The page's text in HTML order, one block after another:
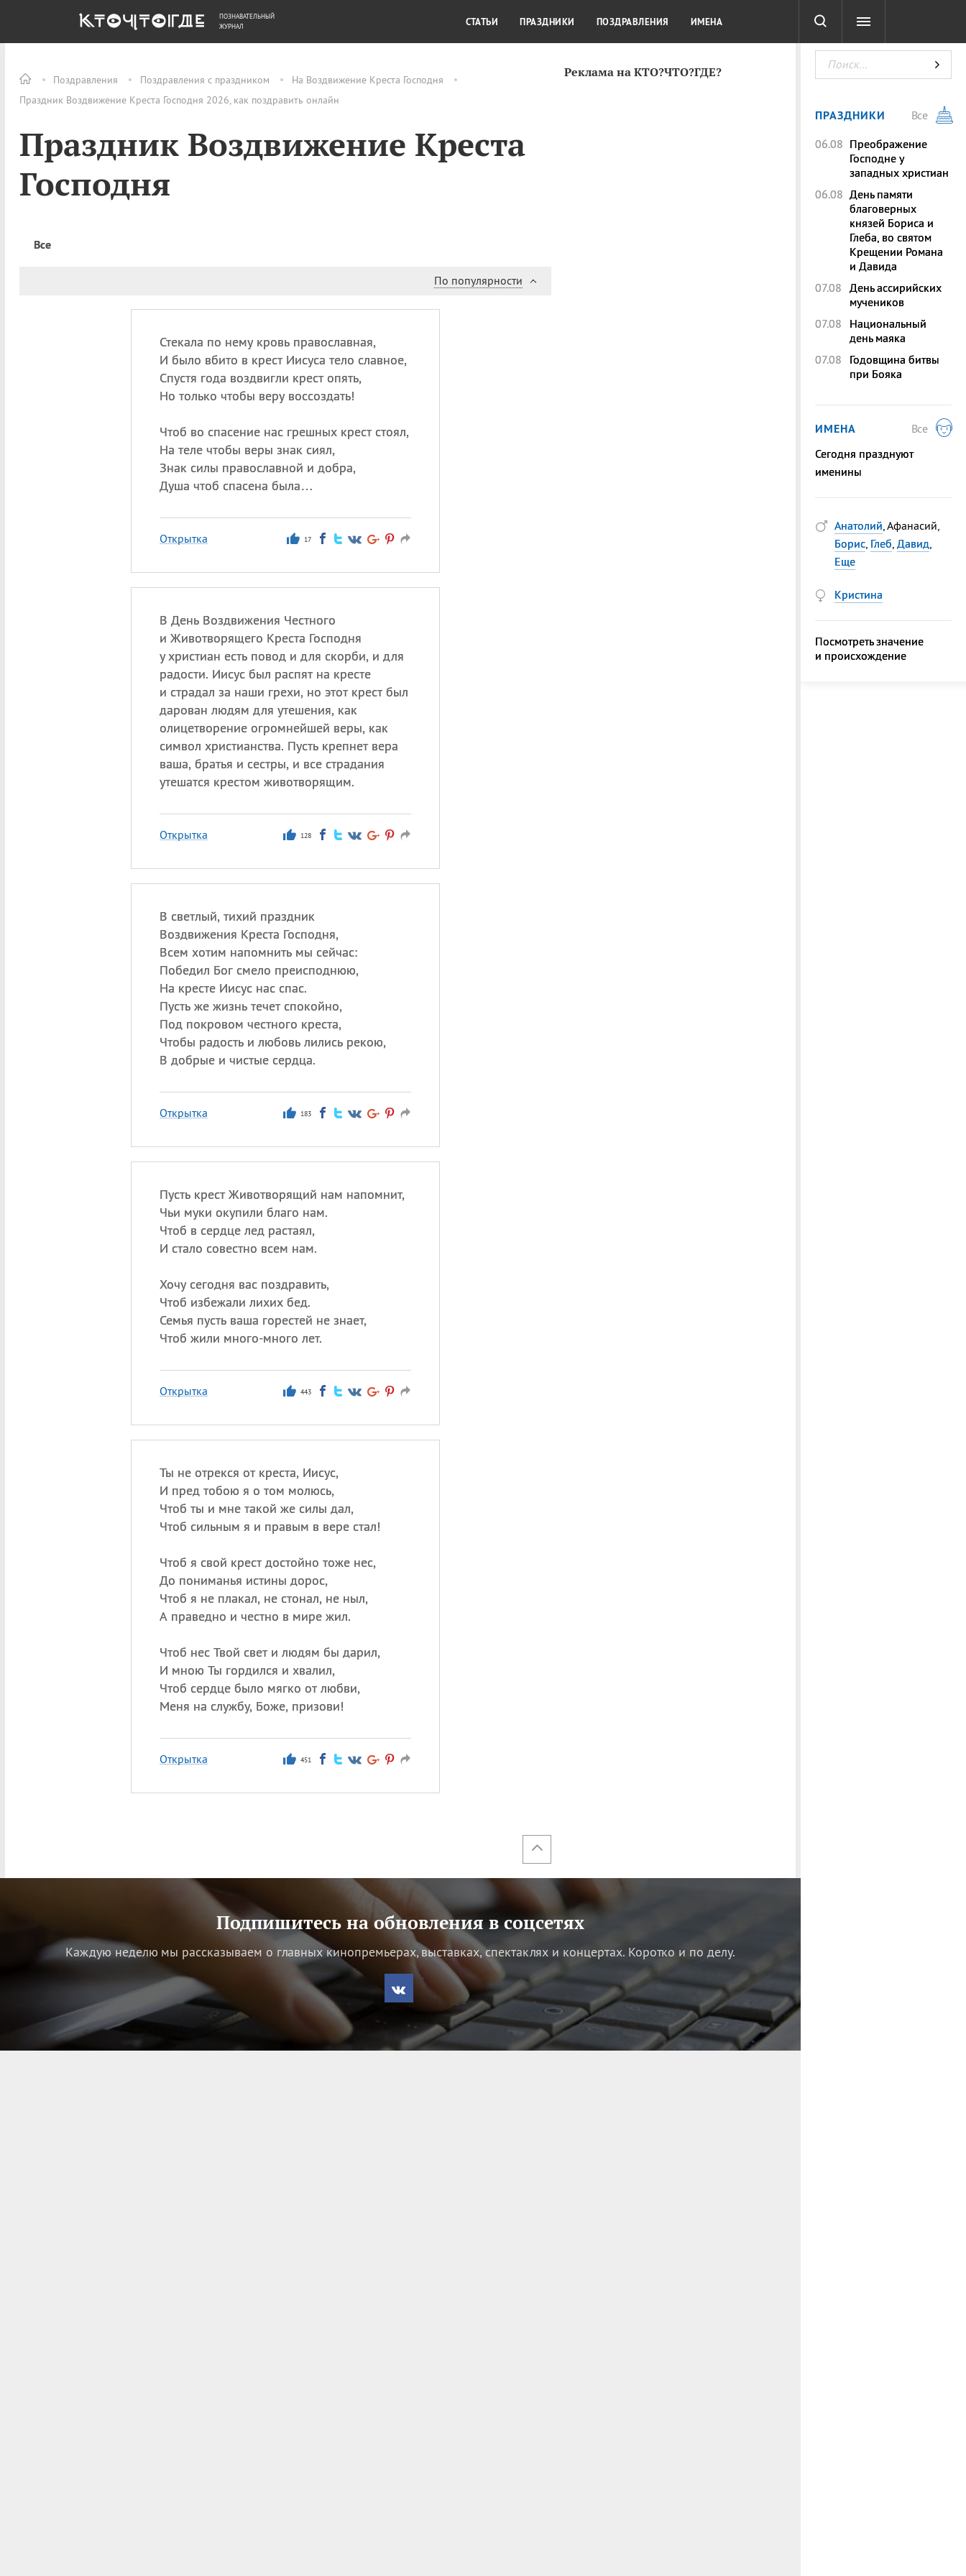
Поздравления Поздравления с праздником
На Воздвижение Креста Господня
Праздник Воздвижение Креста Господня 2026, как поздравить онлайн
Праздник Воздвижение Креста
Господня
Все
По популярности
Стекала по нему кровь православная,
И было вбито в крест Иисуса тело славное,
Спустя года воздвигли крест опять,
Но только чтобы веру воссоздать!
Чтоб во спасение нас грешных крест стоял,
На теле чтобы веры знак сиял,
Знак силы православной и добра,
Душа чтоб спасена была…
Открытка 17
В День Воздвижения Честного
и Животворящего Креста Господня
у христиан есть повод и для скорби, и для
радости. Иисус был распят на кресте
и страдал за наши грехи, но этот крест был
дарован людям для утешения, как
олицетворение огромнейшей веры, как
символ христианства. Пусть крепнет вера
ваша, братья и сестры, и все страдания
утешатся крестом животворящим.
Открытка 128
В светлый, тихий праздник
Воздвижения Креста Господня,
Всем хотим напомнить мы сейчас:
Победил Бог смело преисподнюю,
На кресте Иисус нас спас.
Пусть же жизнь течет спокойно,
Под покровом честного креста,
Чтобы радость и любовь лились рекою,
В добрые и чистые сердца.
Открытка 183
Пусть крест Животворящий нам напомнит,
Чьи муки окупили благо нам.
Чтоб в сердце лед растаял,
И стало совестно всем нам.
Хочу сегодня вас поздравить,
Чтоб избежали лихих бед.
Семья пусть ваша горестей не знает,
Чтоб жили много-много лет.
Открытка 443
Ты не отрекся от креста, Иисус,
И пред тобою я о том молюсь,
Чтоб ты и мне такой же силы дал,
Чтоб сильным я и правым в вере стал!
Чтоб я свой крест достойно тоже нес,
До пониманья истины дорос,
Чтоб я не плакал, не стонал, не ныл,
А праведно и честно в мире жил.
Чтоб нес Твой свет и людям бы дарил,
И мною Ты гордился и хвалил,
Чтоб сердце было мягко от любви,
Меня на службу, Боже, призови!
Открытка 451
Реклама на КТО?ЧТО?ГДЕ?
Подпишитесь на обновления в соцсетях
Каждую неделю мы рассказываем о главных кинопремьерах, выставках, спектаклях и концертах. Коротко и по делу.
ОБЩЕСТВО ДЕНЬГИ КУЛЬТУРА КРАСОТА ТЕСТЫ
ПОЗНАВАТЕЛЬНЫЙ
ЖУРНАЛ
СТАТЬИ ПРАЗДНИКИ ПОЗДРАВЛЕНИЯ ИМЕНА
ПРАЗДНИКИ
Все
06.08 Преображение
Господне у
западных христиан
06.08 День памяти
благоверных
князей Бориса и
Глеба, во святом
Крещении Романа
и Давида
07.08 День ассирийских
мучеников
07.08
Национальный
день маяка
07.08
Годовщина битвы
при Бояка
ИМЕНА
Все
Сегодня празднуют
именины
Анатолий, Афанасий,
Борис, Глеб, Давид,
Еще
Кристина
Посмотреть значение
и происхождение